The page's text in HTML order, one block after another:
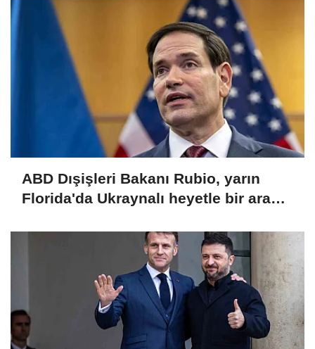
ABD Dışişleri Bakanı Rubio, yarın
Florida'da Ukraynalı heyetle bir araya